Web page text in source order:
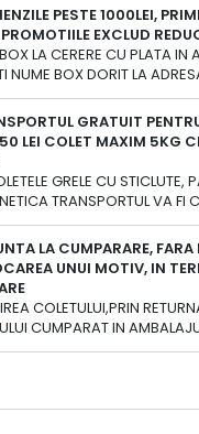
PESTE 1000LEI,
EXCLUD
LA CERERE CU PLATA IN
NUME BOX DORIT LA
GRATUIT
LEI COLET MAXIM 5KG
GRELE CU STICLUTE,
TRANSPORTUL VA FI
LA CUMPARARE,
UNUI MOTIV, IN
COLETULUI,PRIN
CUMPARAT IN